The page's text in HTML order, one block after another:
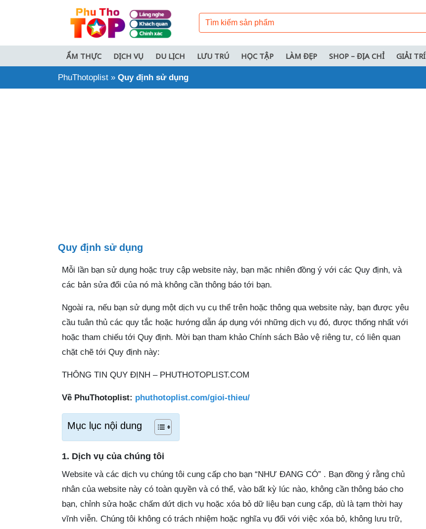
ẨM THỰC DỊCH VỤ DU LỊCH LƯU TRÚ HỌC TẬP LÀM ĐẸP SHOP – ĐỊA CHỈ GIẢI TRÍ
PhuThotoplist » Quy định sử dụng
Quy định sử dụng
Mỗi lần bạn sử dụng hoặc truy cập website này, bạn mặc nhiên đồng ý với các Quy định, và
các bản sửa đổi của nó mà không cần thông báo tới bạn.
Ngoài ra, nếu bạn sử dụng một dịch vụ cụ thể trên hoặc thông qua website này, bạn được yêu
cầu tuân thủ các quy tắc hoặc hướng dẫn áp dụng với những dịch vụ đó, được thống nhất với
hoặc tham chiếu tới Quy định. Mời bạn tham khảo Chính sách Bảo vệ riêng tư, có liên quan
chặt chẽ tới Quy định này:
THÔNG TIN QUY ĐỊNH – PHUTHOTOPLIST.COM
Về PhuThotoplist: phuthotoplist.com/gioi-thieu/
Mục lục nội dung
1. Dịch vụ của chúng tôi
Website và các dịch vụ chúng tôi cung cấp cho bạn “NHƯ ĐANG CÓ” . Bạn đồng ý rằng chủ
nhân của website này có toàn quyền và có thể, vào bất kỳ lúc nào, không cần thông báo cho
bạn, chỉnh sửa hoặc chấm dứt dịch vụ hoặc xóa bỏ dữ liệu bạn cung cấp, dù là tạm thời hay
vĩnh viễn. Chúng tôi không có trách nhiệm hoặc nghĩa vụ đối với việc xóa bỏ, không lưu trữ,